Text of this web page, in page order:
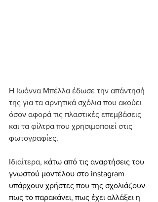
Η Ιωάννα Μπέλλα έδωσε την απάντησή
της για τα αρνητικά σχόλια που ακούει
όσον αφορά τις πλαστικές επεμβάσεις
και τα φίλτρα που χρησιμοποιεί στις
φωτογραφίες.
Ιδιαίτερα, κάτω από τις αναρτήσεις του
γνωστού μοντέλου στο instagram
υπάρχουν χρήστες που της σχολιάζουν
πως το παρακάνει, πως έχει αλλάξει η